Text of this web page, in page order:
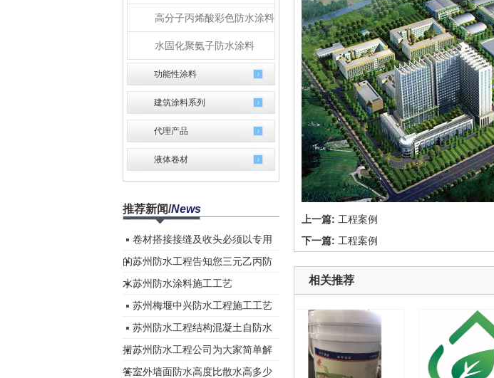
高分子丙烯酸彩色防水涂料
水固化聚氨子防水涂料
功能性涂料
建筑涂料系列
代理产品
液体卷材
推荐新闻/News
卷材搭接接缝及收头必须以专用
的...苏州防水工程告知您三元乙丙防
水...苏州防水涂料施工工艺
苏州梅堰中兴防水工程施工工艺
苏州防水工程结构混凝土自防水
措...苏州防水工程公司为大家简单解
答...室外墙面防水高度比散水高多少
上一篇: 工程案例
下一篇: 工程案例
相关推荐